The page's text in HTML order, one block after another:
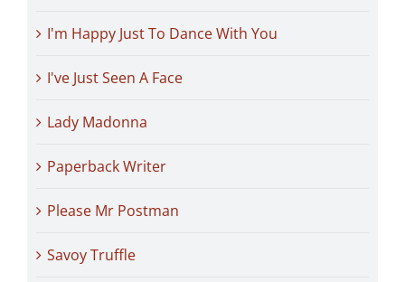
I'm Happy Just To Dance With You
I've Just Seen A Face
Lady Madonna
Paperback Writer
Please Mr Postman
Savoy Truffle